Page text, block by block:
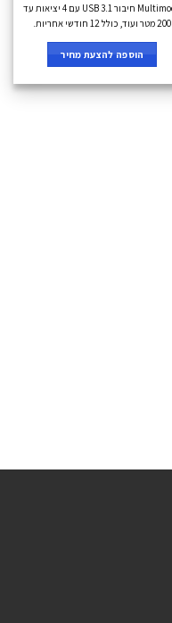
Multimode חיבור USB 3.1 עם 4 יציאות עד
200 מטר ועוד, כולל 12 חודשי אחריות.
הוספה להצעת מחיר